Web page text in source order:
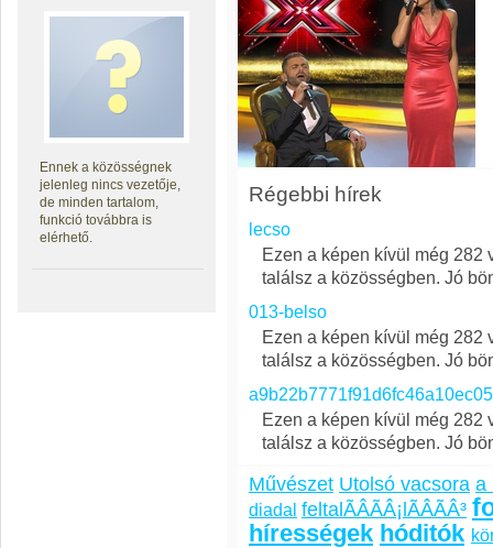
Ennek a közösségnek
jelenleg nincs vezetője,
de minden tartalom,
funkció továbbra is
elérhető.
Régebbi hírek
lecso
Ezen a képen kívül még 282
találsz a közösségben. Jó
013-belso
Ezen a képen kívül még 282
találsz a közösségben. Jó
Ezen a képen kívül még 282
találsz a közösségben. Jó
Művészet Utolsó vacsora a
diadal feltalÃÂÃÂ¡lÃÂÃÂ³
hírességek hóditók